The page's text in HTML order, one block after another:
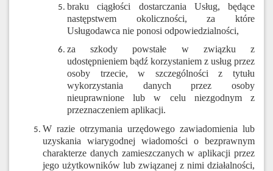
braku ciągłości dostarczania Usług, będące
następstwem okoliczności, za które
Usługodawca nie ponosi odpowiedzialności,
za szkody powstałe w związku z
udostępnieniem bądź korzystaniem z usług przez
osoby trzecie, w szczególności z tytułu
wykorzystania danych przez osoby
nieuprawnione lub w celu niezgodnym z
przeznaczeniem aplikacji.
W razie otrzymania urzędowego zawiadomienia lub
uzyskania wiarygodnej wiadomości o bezprawnym
charakterze danych zamieszczanych w aplikacji przez
jego użytkowników lub związanej z nimi działalności,